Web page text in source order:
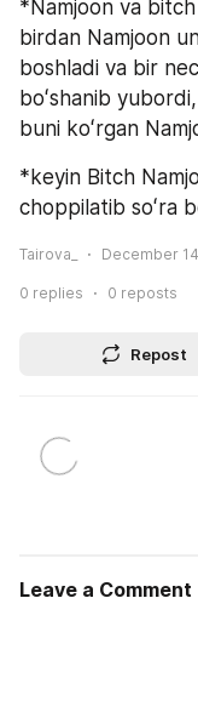
*Namjoon va
birdan Namjoon
boshladi va bir
boʻshanib
buni koʻrgan
*keyin Bitch
choppilatib soʻra
Tairova_ December
0 replies 0 reposts
Repost
Leave a Comment